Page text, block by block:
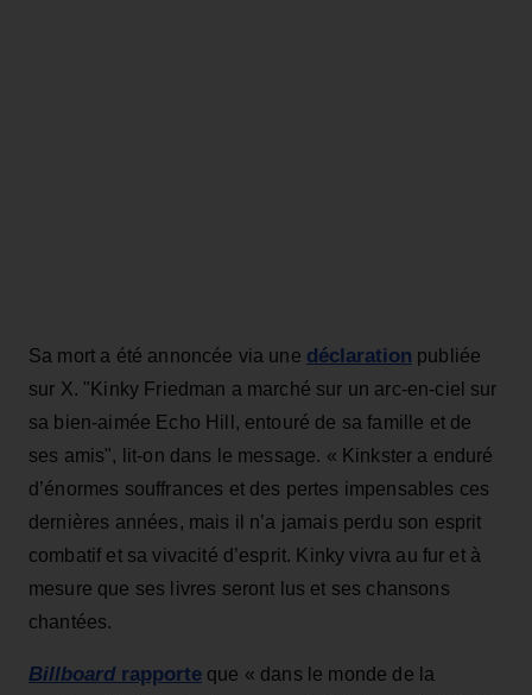
Sa mort a été annoncée via une déclaration publiée
sur X. "Kinky Friedman a marché sur un arc-en-ciel sur
sa bien-aimée Echo Hill, entouré de sa famille et de
ses amis", lit-on dans le message. « Kinkster a enduré
d’énormes souffrances et des pertes impensables ces
dernières années, mais il n’a jamais perdu son esprit
combatif et sa vivacité d’esprit. Kinky vivra au fur et à
mesure que ses livres seront lus et ses chansons
chantées.
Billboardrapporte que « dans le monde de la